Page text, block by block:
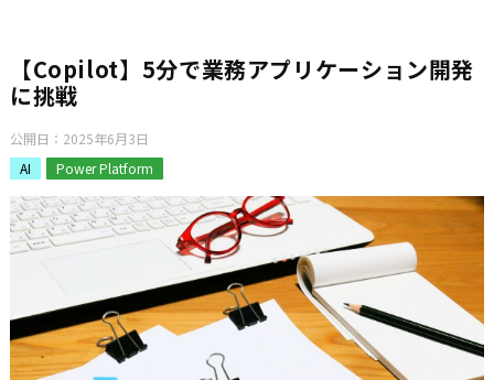
【Copilot】5分で業務アプリケーション開発
に挑戦
公開日： 2025年6月3日
AI
Power Platform